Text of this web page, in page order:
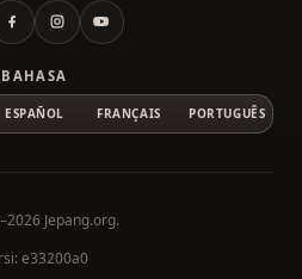
FacebookInstagramYouTube
BAHASA
ESPAÑOL FRANÇAIS PORTUGUÊS
Jepang.org.
e33200a0